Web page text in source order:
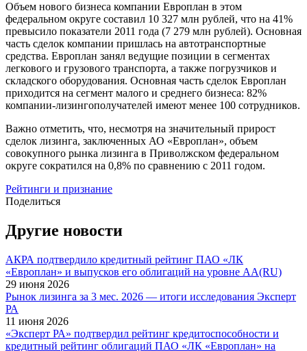
Объем нового бизнеса компании Европлан в этом
федеральном округе составил 10 327 млн рублей, что на 41%
превысило показатели 2011 года (7 279 млн рублей). Основная
часть сделок компании пришлась на автотранспортные
средства. Европлан занял ведущие позиции в сегментах
легкового и грузового транспорта, а также погрузчиков и
складского оборудования. Основная часть сделок Европлан
приходится на сегмент малого и среднего бизнеса: 82%
компании-лизингополучателей имеют менее 100 сотрудников.
Важно отметить, что, несмотря на значительный прирост
сделок лизинга, заключенных АО «Европлан», объем
совокупного рынка лизинга в Приволжском федеральном
округе сократился на 0,8% по сравнению с 2011 годом.
Рейтинги и признание
Поделиться
Другие новости
АКРА подтвердило кредитный рейтинг ПАО «ЛК
«Европлан» и выпусков его облигаций на уровне AA(RU)
29 июня 2026
Рынок лизинга за 3 мес. 2026 — итоги исследования Эксперт
РА
11 июня 2026
«Эксперт РА» подтвердил рейтинг кредитоспособности и
кредитный рейтинг облигаций ПАО «ЛК «Европлан» на